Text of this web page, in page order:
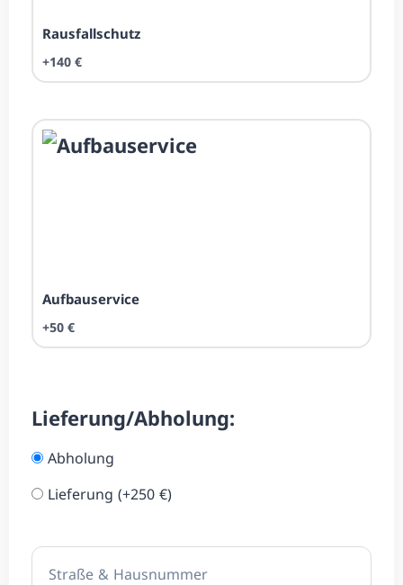
Rausfall­schutz
+140 €
Aufbau­service
+50 €
Lieferung/Abholung:
Abholung
Lieferung (+250 €)